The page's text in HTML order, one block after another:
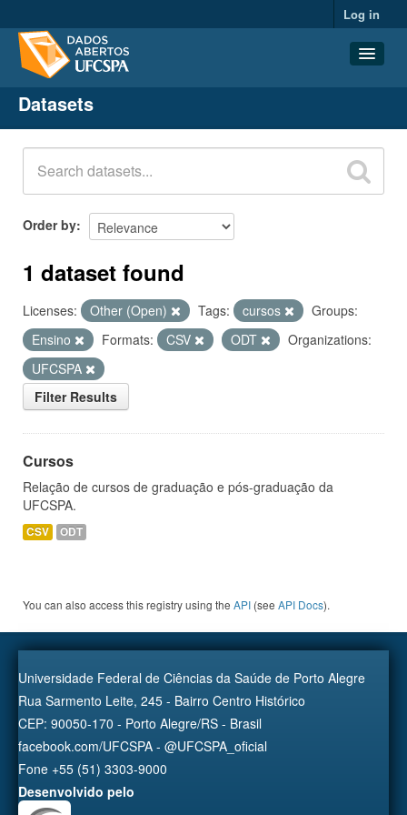
Log in
Datasets
Organizations
Groups
About
Datasets
Order by
1 dataset found
Licenses: Other (Open) Tags: cursos
Groups:
Ensino
Formats: CSV ODT
Organizations:
UFCSPA
Filter Results
Cursos
Relação de cursos de graduação e pós-graduação da
UFCSPA.
CSV ODT
You can also access this registry using the API (see API Docs).
Universidade Federal de Ciências da Saúde de Porto Alegre
Rua Sarmento Leite, 245 - Bairro Centro Histórico
CEP: 90050-170 - Porto Alegre/RS - Brasil
facebook.com/UFCSPA - @UFCSPA_oficial
Fone +55 (51) 3303-9000
Desenvolvido pelo